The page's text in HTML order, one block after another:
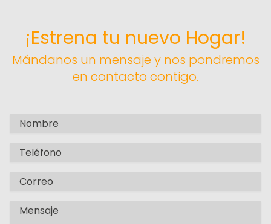
¡Estrena tu nuevo Hogar!
Mándanos un mensaje y nos pondremos
en contacto contigo.
Full name
Phone
Email
Message